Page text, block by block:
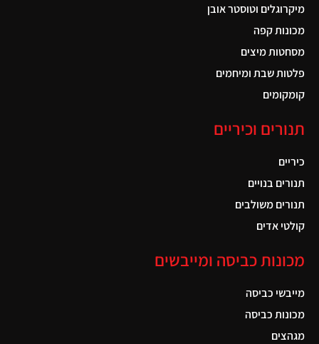
מיקרוגלים וטוסטר אובן
מכונות קפה
מסחטות מיצים
פלטות שבת ומיחמים
קומקומים
תנורים וכיריים
כיריים
תנורים בנויים
תנורים משולבים
קולטי אדים
מכונות כביסה ומייבשים
מייבשי כביסה
מכונות כביסה
מגהצים